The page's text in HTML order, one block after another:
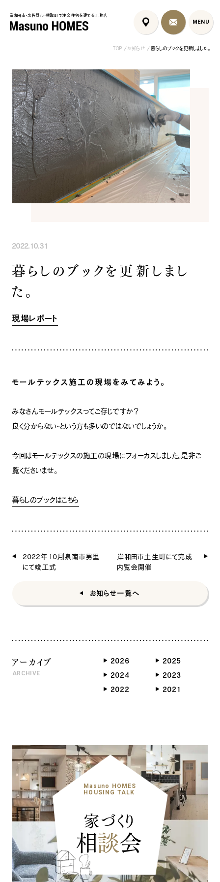
岸和田市・泉佐野市・熊取町で注文住宅を建てる工務店
MENU
MENU
岸和田市・泉佐野市・熊取町で注文住宅を建てる工務店
泉佐野市の北欧デザイン注文
住宅｜自然素材と...
泉佐野市の共働き夫婦向け注
文住宅｜家事ラク...
フレンチカントリ
喰壁とペット...
コンセプト
はじめに
5つの約束
標準仕様
家づくりの流れ
施工事例
暮らしのブック
リノベーション
イベント情報
スタッフブログ
お知らせ
家づくり相談会
採用情報
TOP お知らせ 暮らしのブックを更新しました。
2022.10.31
暮らしのブックを更新しまし
た。
現場レポート
モールテックス施工の現場をみてみよう。
みなさんモールテックスってご存じですか？
良く分からない・・という方も多いのではないでしょうか。
今回はモールテックスの施工の現場にフォーカスしました。是非ご
覧くださいませ。
暮らしのブックはこちら
2022年10月｜泉南市男里
にて竣工式
岸和田市土生町にて完成
内覧会開催
お知らせ一覧へ
アーカイブ
ARCHIVE
2026
2025
2024
2023
2022
2021
Masuno HOMES
HOUSING TALK
家づくり
相談会